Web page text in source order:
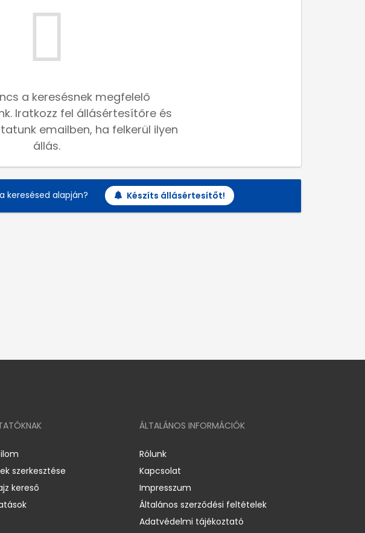
a keresésnek megfelelő
Iratkozz fel állásértesítőre és
emailben, ha felkerül ilyen
állás.
keresésed alapján? Készíts állásértesítőt!
szerkesztése
kereső
ÁLTALÁNOS INFORMÁCIÓK
Rólunk
Kapcsolat
Impresszum
Általános szerződési feltételek
Adatvédelmi tájékoztató